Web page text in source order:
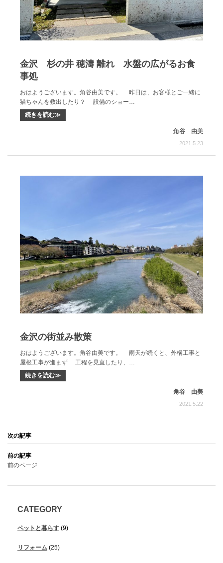
金沢 杉の井 穂濤 離れ 水盤の広がるお食
事処
おはようございます。角谷由美です。 昨日は、お客様とご一緒に
猫ちゃんを救出したり？ 設備のショー…
続きを読む≫
角谷 由美
2021.5.23
金沢の街並み散策
おはようございます。角谷由美です。 雨天が続くと、外構工事と
屋根工事が進まず 工程を見直したり、…
続きを読む≫
角谷 由美
2021.5.22
前のページ
CATEGORY
ペットと暮らす (9)
リフォーム (25)